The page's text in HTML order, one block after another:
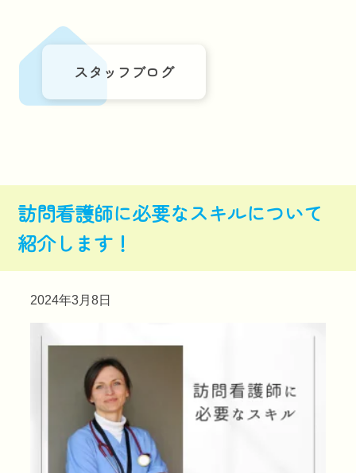
スタッフブログ
訪問看護師に必要なスキルについて
紹介します！
2024年3月8日